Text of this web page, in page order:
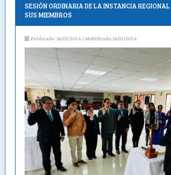
SESIÓN ORDINARIA DE LA INSTANCIA
SUS MIEMBROS
Publicado :16/01/2024 | Modificado:16/01/2024